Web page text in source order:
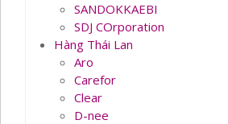
SANDOKKAEBI
SDJ COrporation
Hàng Thái Lan
Aro
Carefor
Clear
D-nee